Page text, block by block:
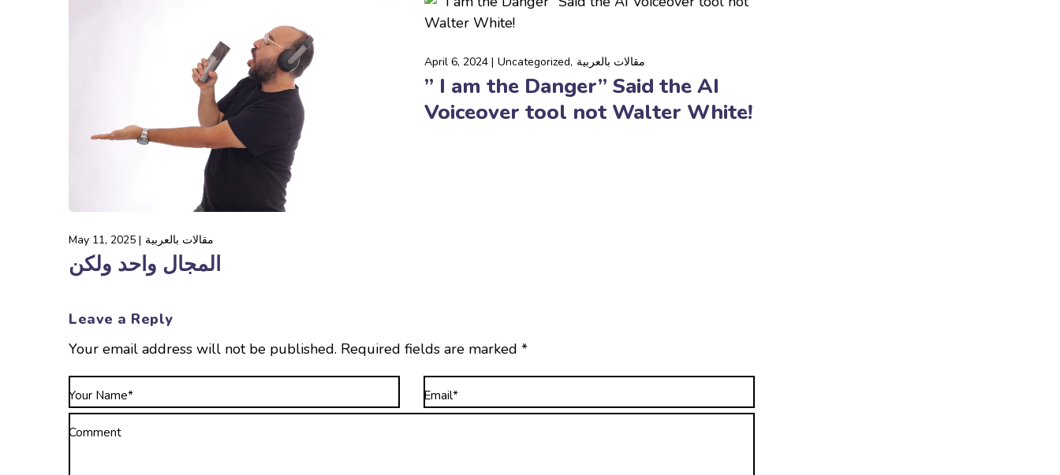
May 11, 2025 مقالات بالعربية
المجال واحد ولكن
April 6, 2024 Uncategorized مقالات بالعربية
” I am the Danger” Said the AI
Voiceover tool not Walter White!
Leave a Reply
Your email address will not be published. Required fields are marked *
Your Name* Email*
Comment